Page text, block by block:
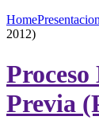
Home
2012)
Previa